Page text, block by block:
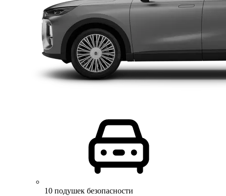
10 подушек безопасности